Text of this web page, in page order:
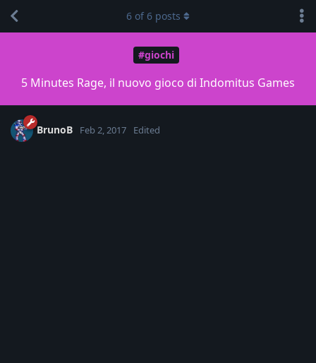
#giochi
5 Minutes Rage, il nuovo gioco di Indomitus Games
6 of 6 posts
BrunoB Feb 2, 2017 Edited